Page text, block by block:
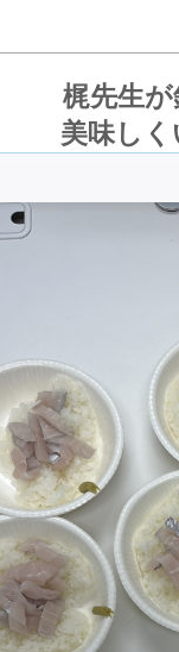
梶先生
美味し